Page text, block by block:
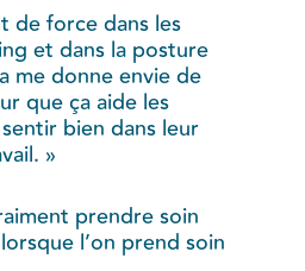
de force dans les
et dans la posture
me donne envie de
que ça aide les
bien dans leur
»
prendre soin
l’on prend soin